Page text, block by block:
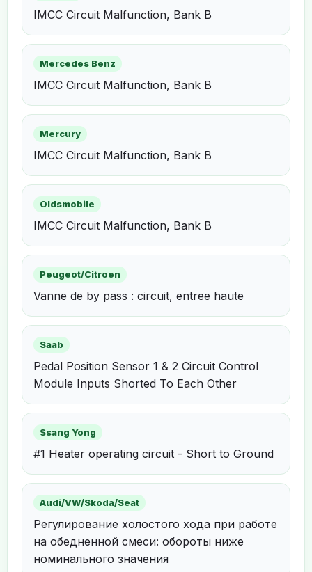
IMCC Circuit Malfunction, Bank B
Mercedes Benz
IMCC Circuit Malfunction, Bank B
Mercury
IMCC Circuit Malfunction, Bank B
Oldsmobile
IMCC Circuit Malfunction, Bank B
Peugeot/Citroen
Vanne de by pass : circuit, entree haute
Saab
Pedal Position Sensor 1 & 2 Circuit Control
Module Inputs Shorted To Each Other
Ssang Yong
#1 Heater operating circuit - Short to Ground
Audi/VW/Skoda/Seat
Регулирование холостого хода при работе
на обедненной смеси: обороты ниже
номинального значения